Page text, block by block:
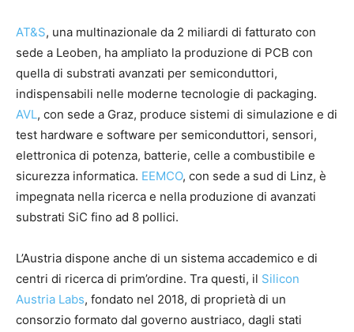
AT&S, una multinazionale da 2 miliardi di fatturato con
sede a Leoben, ha ampliato la produzione di PCB con
quella di substrati avanzati per semiconduttori,
indispensabili nelle moderne tecnologie di packaging.
AVL, con sede a Graz, produce sistemi di simulazione e di
test hardware e software per semiconduttori, sensori,
elettronica di potenza, batterie, celle a combustibile e
sicurezza informatica. EEMCO, con sede a sud di Linz, è
impegnata nella ricerca e nella produzione di avanzati
substrati SiC fino ad 8 pollici.
L’Austria dispone anche di un sistema accademico e di
centri di ricerca di prim’ordine. Tra questi, il Silicon
Austria Labs, fondato nel 2018, di proprietà di un
consorzio formato dal governo austriaco, dagli stati